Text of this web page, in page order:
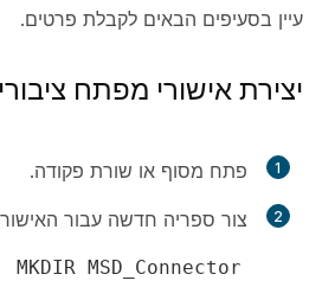
עיין בסעיפים הבאים לקבלת פרטים.
יצירת אישורי מפתח
1 פתח מסוף או שורת פקודה.
2 צור ספריה חדשה עבור
MKDIR MSD_Connector